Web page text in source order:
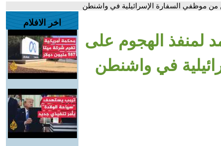
من موظفي السفارة الإسرائيلية في واشنطن
لمنفذ الهجوم على
في واشنطن
اخر الافلام